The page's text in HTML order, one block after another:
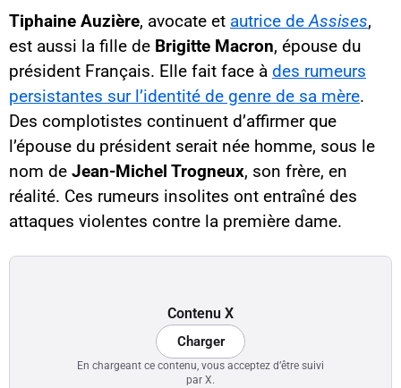
Tiphaine Auzière, avocate et autrice deAssises,
est aussi la fille de Brigitte Macron, épouse du
président Français. Elle fait face à des rumeurs
persistantes sur l’identité de genre de sa mère.
Des complotistes continuent d’affirmer que
l’épouse du président serait née homme, sous le
nom de Jean-Michel Trogneux, son frère, en
réalité. Ces rumeurs insolites ont entraîné des
attaques violentes contre la première dame.
Contenu X
Charger
En chargeant ce contenu, vous acceptez d’être suivi
par X.